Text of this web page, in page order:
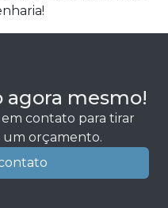
mesmo!
contato para tirar
um orçamento.